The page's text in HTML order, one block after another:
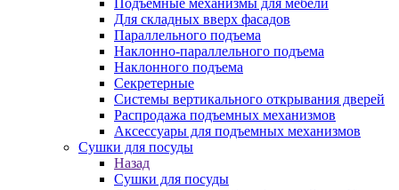
Подъемные механизмы для мебели
Для складных вверх фасадов
Параллельного подъема
Наклонно-параллельного подъема
Наклонного подъема
Секретерные
Системы вертикального открывания дверей
Распродажа подъемных механизмов
Аксессуары для подъемных механизмов
Сушки для посуды
Назад
Сушки для посуды